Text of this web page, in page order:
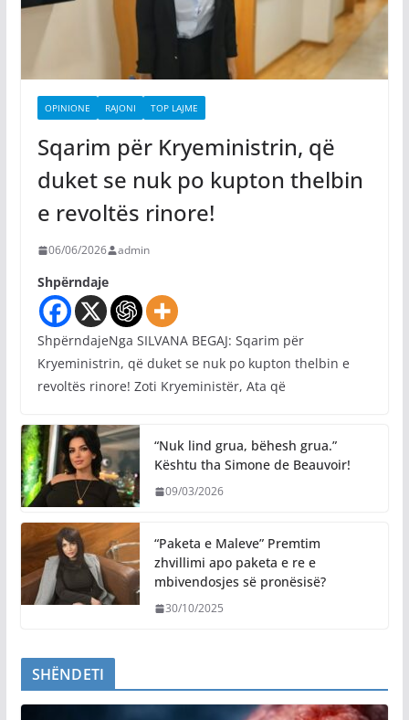
OPINIONE RAJONI TOP LAJME
Sqarim për Kryeministrin, që
duket se nuk po kupton thelbin
e revoltës rinore!
06/06/2026 admin
Shpërndaje
ShpërndajeNga SILVANA BEGAJ: Sqarim për
Kryeministrin, që duket se nuk po kupton thelbin e
revoltës rinore! Zoti Kryeministër, Ata që
“Nuk lind grua, bëhesh grua.”
Kështu tha Simone de Beauvoir!
09/03/2026
“Paketa e Maleve” Premtim
zhvillimi apo paketa e re e
mbivendosjes së pronësisë?
30/10/2025
SHËNDETI